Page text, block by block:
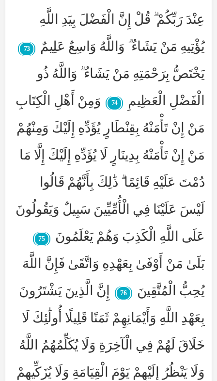
عِنْدَ رَبِّكُمْ ۗ قُلْ إِنَّ الْفَضْلَ بِيَدِ اللَّهِ
يُؤْتِيهِ مَنْ يَشَاءُ ۗ وَاللَّهُ وَاسِعٌ عَلِيمٌ
73
يَخْتَصُّ بِرَحْمَتِهِ مَنْ يَشَاءُ ۗ وَاللَّهُ ذُو
الْفَضْلِ الْعَظِيمِ
74
وَمِنْ أَهْلِ الْكِتَابِ
مَنْ إِنْ تَأْمَنْهُ بِقِنْطَارٍ يُؤَدِّهِ إِلَيْكَ وَمِنْهُمْ
مَنْ إِنْ تَأْمَنْهُ بِدِينَارٍ لَا يُؤَدِّهِ إِلَيْكَ إِلَّا مَا
دُمْتَ عَلَيْهِ قَائِمًا ۗ ذَٰلِكَ بِأَنَّهُمْ قَالُوا
لَيْسَ عَلَيْنَا فِي الْأُمِّيِّينَ سَبِيلٌ وَيَقُولُونَ
عَلَى اللَّهِ الْكَذِبَ وَهُمْ يَعْلَمُونَ
75
بَلَىٰ مَنْ أَوْفَىٰ بِعَهْدِهِ وَاتَّقَىٰ فَإِنَّ اللَّهَ
يُحِبُّ الْمُتَّقِينَ
76
إِنَّ الَّذِينَ يَشْتَرُونَ
بِعَهْدِ اللَّهِ وَأَيْمَانِهِمْ ثَمَنًا قَلِيلًا أُولَٰئِكَ لَا
خَلَاقَ لَهُمْ فِي الْآخِرَةِ وَلَا يُكَلِّمُهُمُ اللَّهُ
وَلَا يَنْظُرُ إِلَيْهِمْ يَوْمَ الْقِيَامَةِ وَلَا يُزَكِّيهِمْ